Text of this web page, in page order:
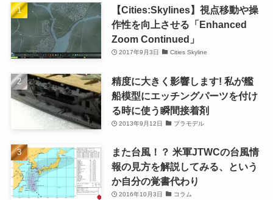
【Cities:Skylines】視点移動や操
作性を向上させる「Enhanced
Zoom Continued」
2017年9月3日 Cities Skyline
精度に大きく影響します! 私が艦
船模型にエッチングパーツを付け
る時に使う瞬間接着剤
2013年9月12日 プラモデル
また台風！？ 米軍JTWCの台風情
報の見方を解説してみる、という
か自分の覚書代わり
2016年10月3日 コラム